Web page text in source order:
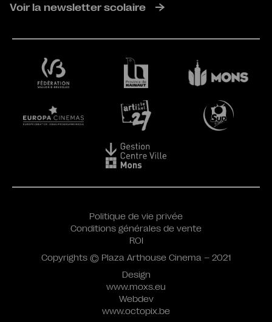
Voir la newsletter scolaire
Design
www.moxs.eu
Webdev
www.octopix.be
Politique de vie privée
Conditions générales de vente
ROI
Copyrights © Plaza Arthouse Cinema – 2021